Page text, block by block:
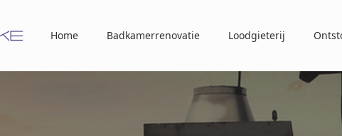
Home Badkamerrenovatie Loodgieterij